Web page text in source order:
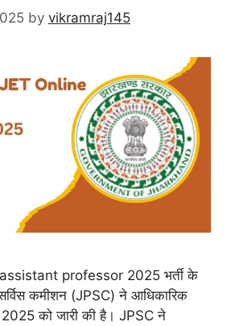
by vikramraj145
professor 2025 भर्ती के
कमीशन (JPSC) ने आधिकारिक
को जारी की है। JPSC ने